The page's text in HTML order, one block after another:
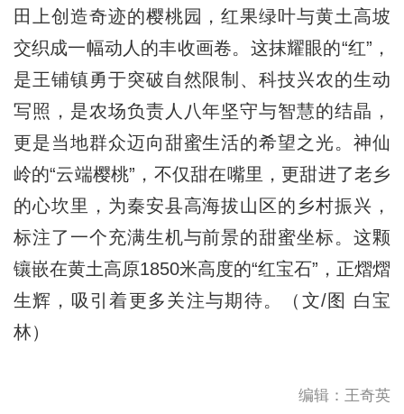
田上创造奇迹的樱桃园，红果绿叶与黄土高坡
交织成一幅动人的丰收画卷。这抹耀眼的“红”，
是王铺镇勇于突破自然限制、科技兴农的生动
写照，是农场负责人八年坚守与智慧的结晶，
更是当地群众迈向甜蜜生活的希望之光。神仙
岭的“云端樱桃”，不仅甜在嘴里，更甜进了老乡
的心坎里，为秦安县高海拔山区的乡村振兴，
标注了一个充满生机与前景的甜蜜坐标。这颗
镶嵌在黄土高原1850米高度的“红宝石”，正熠熠
生辉，吸引着更多关注与期待。（文/图 白宝
林）
编辑：王奇英